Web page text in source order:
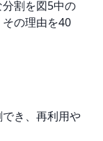
割を図5中の
の理由を40
き、再利用や